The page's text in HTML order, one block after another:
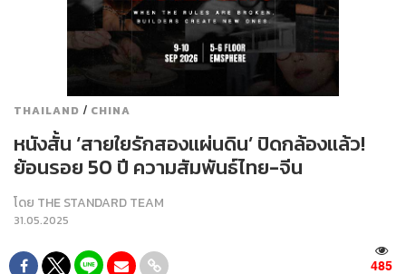
THAILAND / CHINA
หนังสั้น ‘สายใยรักสองแผ่นดิน’ ปิดกล้องแล้ว!
ย้อนรอย 50 ปี ความสัมพันธ์ไทย-จีน
โดย THE STANDARD TEAM
31.05.2025
485